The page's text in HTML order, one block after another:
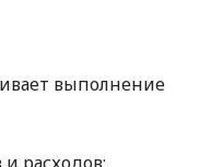
выполнение